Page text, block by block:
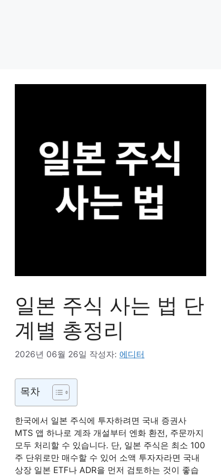
일본 주식 사는 법 단
계별 총정리
2026년 06월 26일 작성자: 에디터
목차
한국에서 일본 주식에 투자하려면 국내 증권사
MTS 앱 하나로 계좌 개설부터 엔화 환전, 주문까지
모두 처리할 수 있습니다. 단, 일본 주식은 최소 100
주 단위로만 매수할 수 있어 소액 투자자라면 국내
상장 일본 ETF나 ADR을 먼저 검토하는 것이 좋습